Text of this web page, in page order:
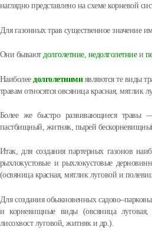
наглядно представлено на схеме корневой
Для газонных трав существенное значение
Они бываютдолголетние, недолголетниеи
Наиболее долголетними являются те виды
травам относятся овсяница красная, мятлик
Более же быстро развивающиеся травы
пастбищный, житняк, пырей
Итак, для создания партерных газонов
рыхлокустовые и рыхлокустовые
(освяница красная, мятлик луговой и
Для создания обыкновенных
и корневищные виды (овсяница
лисохвост луговой, житняк и др.).